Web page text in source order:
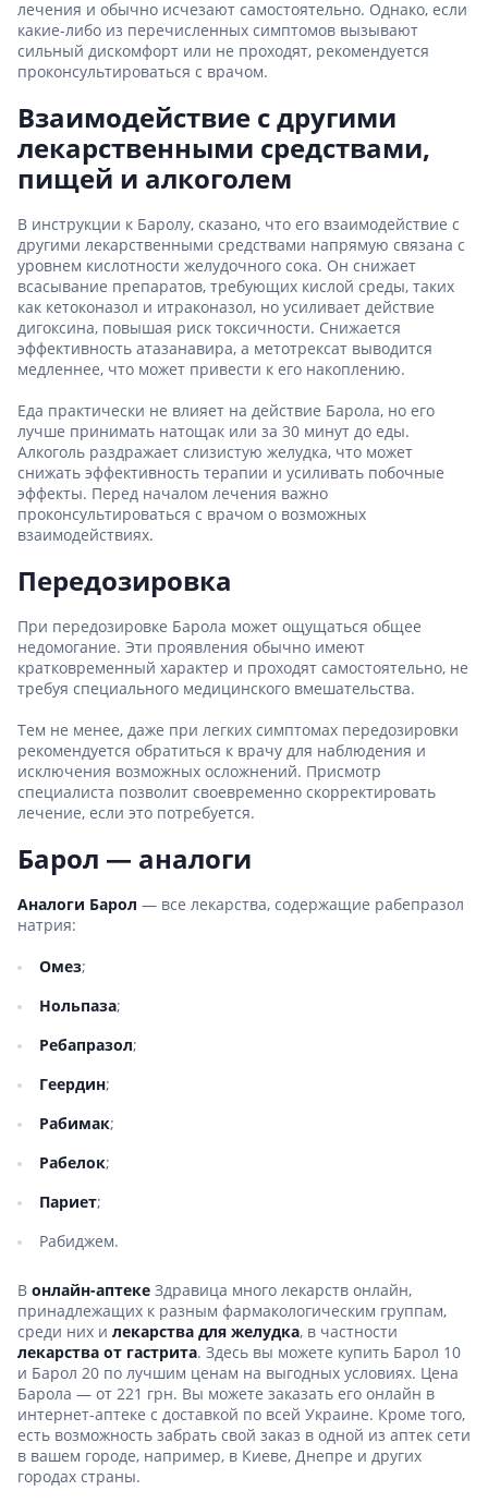
лечения и обычно исчезают самостоятельно. Однако, если
какие-либо из перечисленных симптомов вызывают
сильный дискомфорт или не проходят, рекомендуется
проконсультироваться с врачом.
Взаимодействие с другими
лекарственными средствами,
пищей и алкоголем
В инструкции к Баролу, сказано, что его взаимодействие с
другими лекарственными средствами напрямую связана с
уровнем кислотности желудочного сока. Он снижает
всасывание препаратов, требующих кислой среды, таких
как кетоконазол и итраконазол, но усиливает действие
дигоксина, повышая риск токсичности. Снижается
эффективность атазанавира, а метотрексат выводится
медленнее, что может привести к его накоплению.
Еда практически не влияет на действие Барола, но его
лучше принимать натощак или за 30 минут до еды.
Алкоголь раздражает слизистую желудка, что может
снижать эффективность терапии и усиливать побочные
эффекты. Перед началом лечения важно
проконсультироваться с врачом о возможных
взаимодействиях.
Передозировка
При передозировке Барола может ощущаться общее
недомогание. Эти проявления обычно имеют
кратковременный характер и проходят самостоятельно, не
требуя специального медицинского вмешательства.
Тем не менее, даже при легких симптомах передозировки
рекомендуется обратиться к врачу для наблюдения и
исключения возможных осложнений. Присмотр
специалиста позволит своевременно скорректировать
лечение, если это потребуется.
Барол — аналоги
Аналоги Барол — все лекарства, содержащие рабепразол
натрия:
Омез;
Нольпаза;
Ребапразол;
Геердин;
Рабимак;
Рабелок;
Париет;
Рабиджем.
В онлайн-аптеке Здравица много лекарств онлайн,
принадлежащих к разным фармакологическим группам,
среди них и лекарства для желудка, в частности
лекарства от гастрита. Здесь вы можете купить Барол 10
и Барол 20 по лучшим ценам на выгодных условиях. Цена
Барола — от 221 грн. Вы можете заказать его онлайн в
интернет-аптеке с доставкой по всей Украине. Кроме того,
есть возможность забрать свой заказ в одной из аптек сети
в вашем городе, например, в Киеве, Днепре и других
городах страны.